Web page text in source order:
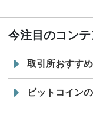
今注目のコンテ
取引所おすす
ビットコイン